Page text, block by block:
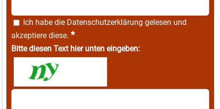
Ich habe die Datenschutzerklärung gelesen und
akzeptiere diese. *
Bitte diesen Text hier unten eingeben: